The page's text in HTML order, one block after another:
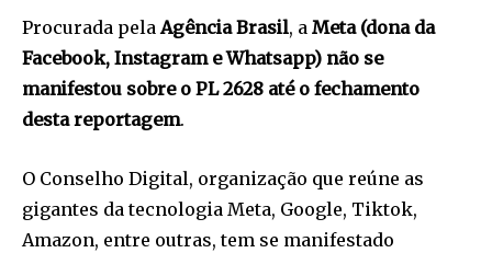
Procurada pelaAgência Brasil, a Meta (dona da
Facebook, Instagram e Whatsapp) não se
manifestou sobre o PL 2628 até o fechamento
desta reportagem.
O Conselho Digital, organização que reúne as
gigantes da tecnologia Meta, Google, Tiktok,
Amazon, entre outras, tem se manifestado